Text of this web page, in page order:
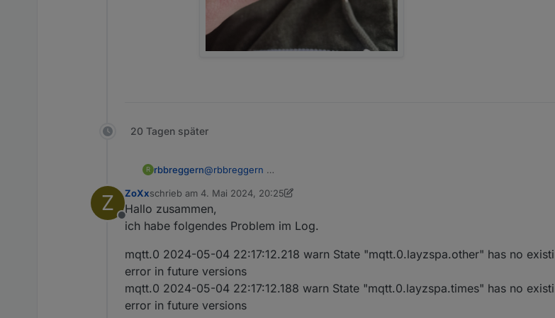
20 Tagen später
R rbbreggern@rbbreggern
Z
Offline
ZoXxschrieb am 4. Mai 2024, 20:25
zuletzt editiert von ZoXx 5. Mai 2024, 09:58
Hallo zusammen,
ich habe folgendes Problem im Log.
mqtt.0 2024-05-04 22:17:12.218 warn State "mqtt.0.layzspa.other" has no
error in future versions
mqtt.0 2024-05-04 22:17:12.188 warn State "mqtt.0.layzspa.times" has no
error in future versions